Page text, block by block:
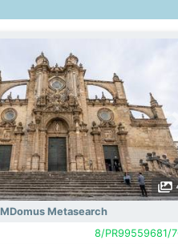
MDomus Metasearch
8/PR99559681/